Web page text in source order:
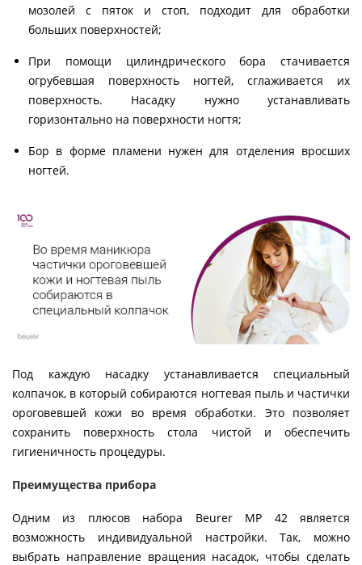
мозолей с пяток и стоп, подходит для обработки
больших поверхностей;
При помощи цилиндрического бора стачивается
огрубевшая поверхность ногтей, сглаживается их
поверхность. Насадку нужно устанавливать
горизонтально на поверхности ногтя;
Бор в форме пламени нужен для отделения вросших
ногтей.
Под каждую насадку устанавливается специальный
колпачок, в который собираются ногтевая пыль и частички
ороговевшей кожи во время обработки. Это позволяет
сохранить поверхность стола чистой и обеспечить
гигиеничность процедуры.
Преимущества прибора
Одним из плюсов набора Beurer MP 42 является
возможность индивидуальной настройки. Так, можно
выбрать направление вращения насадок, чтобы сделать